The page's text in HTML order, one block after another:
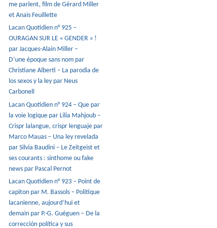
me parlent, film de Gérard Miller
et Anaïs Feuillette
Lacan Quotidien n° 925 –
OURAGAN SUR LE « GENDER » !
par Jacques-Alain Miller –
D’une époque sans nom par
Christiane Alberti – La parodia de
los sexos y la ley par Neus
Carbonell
Lacan Quotidien n° 924 – Que par
la voie logique par Lilia Mahjoub –
Crispr lalangue, crispr lenguaje par
Marco Mauas – Una ley revelada
par Silvia Baudini – Le Zeitgeist et
ses courants : sinthome ou fake
news par Pascal Pernot
Lacan Quotidien n° 923 – Point de
capiton par M. Bassols – Politique
lacanienne, aujourd’hui et
demain par P.-G. Guéguen – De la
corrección política y sus